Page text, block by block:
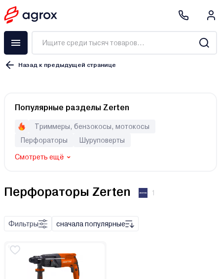
Назад к предыдущей странице
Популярные разделы Zerten
Смотреть ещё
Триммеры, бензокосы, мотокосы
Перфораторы
Шуруповерты
Перфораторы Zerten 1
Аккумулятор
Фильтры сначала популярные